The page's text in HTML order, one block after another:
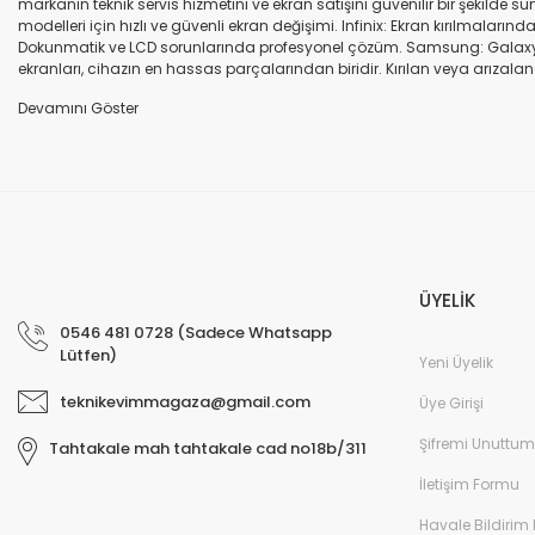
markanın teknik servis hizmetini ve ekran satışını güvenilir bir şekilde
modelleri için hızlı ve güvenli ekran değişimi. Infinix: Ekran
Dokunmatik ve LCD sorunlarında profesyonel çözüm. Samsung:
ekranları, cihazın en hassas parçalarından biridir. Kırılan veya
uyumlu olup olmadığına dikkat ediniz. HK-ZY-A.Kalite ekran: Daha
0546 481 0728 (Sadece Whatsapp
Lütfen)
teknikevimmagaza@gmail.com
Tahtakale mah tahtakale cad no18b/311
ÜYELİK
Yeni Üyelik
Üye Girişi
Şifremi Unuttum
İletişim Formu
Havale Bildirim